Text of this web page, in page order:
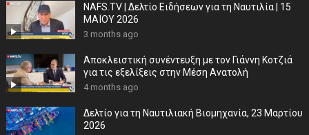
NAFS.TV | Δελτίο Ειδήσεων για τη Ναυτιλία | 15
ΜΑΪΟΥ 2026
3 months ago
Αποκλειστική συνέντευξη με τον Γιάννη Κοτζιά
για τις εξελίξεις στην Μέση Ανατολή
4 months ago
Δελτίο για τη Ναυτιλιακή Βιομηχανία, 23 Μαρτίου
2026